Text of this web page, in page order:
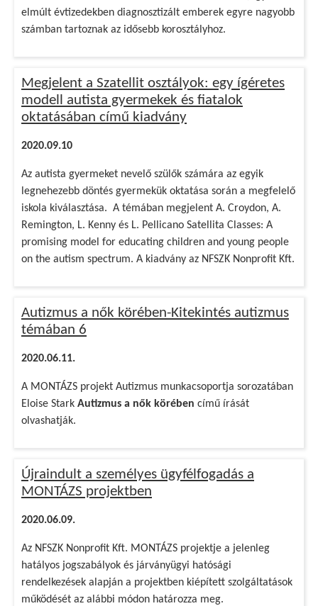
elmúlt évtizedekben diagnosztizált emberek egyre nagyobb
számban tartoznak az idősebb korosztályhoz.
Megjelent a Szatellit osztályok: egy ígéretes
modell autista gyermekek és fiatalok
oktatásában című kiadvány
2020.09.10
Az autista gyermeket nevelő szülők számára az egyik
legnehezebb döntés gyermekük oktatása során a megfelelő
iskola kiválasztása. A témában megjelent A. Croydon, A.
Remington, L. Kenny és L. Pellicano Satellita Classes: A
promising model for educating children and young people
on the autism spectrum. A kiadvány az NFSZK Nonprofit Kft.
Autizmus a nők körében-Kitekintés autizmus
témában 6
2020.06.11.
A MONTÁZS projekt Autizmus munkacsoportja sorozatában
Eloise Stark Autizmus a nők körében című írását
olvashatják.
Újraindult a személyes ügyfélfogadás a
MONTÁZS projektben
2020.06.09.
Az NFSZK Nonprofit Kft. MONTÁZS projektje a jelenleg
hatályos jogszabályok és járványügyi hatósági
rendelkezések alapján a projektben kiépített szolgáltatások
működését az alábbi módon határozza meg.